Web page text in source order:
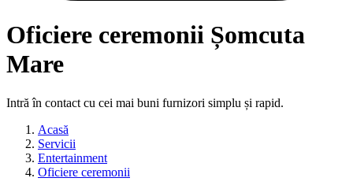
Oficiere ceremonii Șomcuta
Mare
Intră în contact cu cei mai buni furnizori simplu și rapid.
Acasă
Servicii
Entertainment
Oficiere ceremonii